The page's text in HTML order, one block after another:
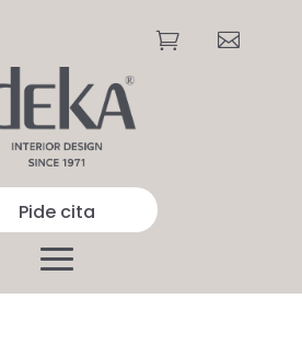
 
Pide cita